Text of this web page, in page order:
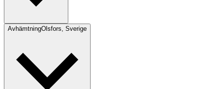
AvhämtningOlsfors, Sverige